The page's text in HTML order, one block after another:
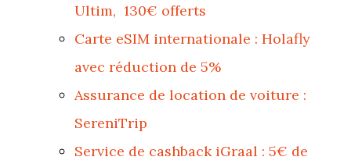
Ultim, 130€ offerts
Carte eSIM internationale : Holafly
avec réduction de 5%
Assurance de location de voiture :
SereniTrip
Service de cashback iGraal : 5€ de